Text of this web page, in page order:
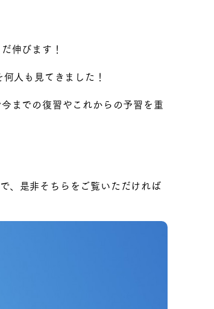
伸びます！
人も見てきました！
までの復習やこれからの予習を重
、是非そちらをご覧いただければ